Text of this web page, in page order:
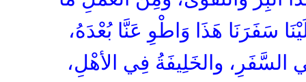
سَفَرَنَا هَذَا وَاطْوِ عَنَّا بُعْدَهُ،
والخَلِيفَةُ فِي الأهْلِ،